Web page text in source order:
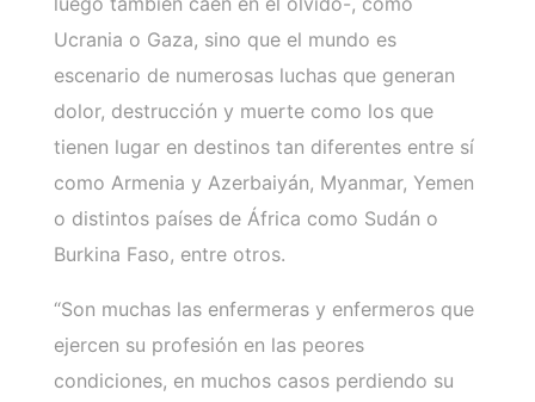
Ucrania o Gaza, sino que el mundo es
escenario de numerosas luchas que generan
dolor, destrucción y muerte como los que
tienen lugar en destinos tan diferentes entre sí
como Armenia y Azerbaiyán, Myanmar, Yemen
o distintos países de África como Sudán o
Burkina Faso, entre otros.
“Son muchas las enfermeras y enfermeros que
ejercen su profesión en las peores
condiciones, en muchos casos perdiendo su